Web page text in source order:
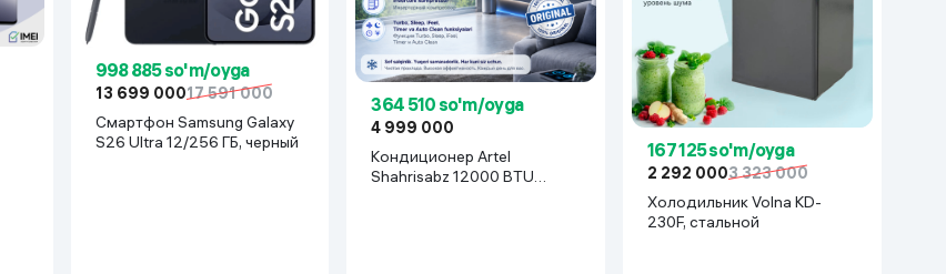
998 885 so'm/oyga
13 699 00017 591 000
Смартфон Samsung Galaxy
S26 Ultra 12/256 ГБ, черный
364 510 so'm/oyga
4 999 000
Кондиционер Artel
Shahrisabz 12000 BTU
167 125 so'm/oyga
2 292 0003 323 000
Холодильник Volna KD-
230F, стальной